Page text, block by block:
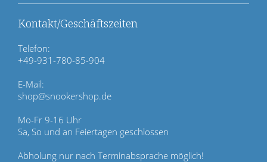
n
ü
b
e
r
s
p
r
i
n
g
e
n
Kontakt/Geschäftszeiten
Telefon:
+49-931-780-85-904
E-Mail:
shop@snookershop.de
Mo-Fr 9-16 Uhr
Sa, So und an Feiertagen geschlossen
Abholung nur nach Terminabsprache möglich!